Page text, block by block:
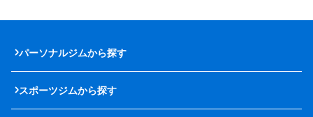
パーソナルジムから探す
スポーツジムから探す